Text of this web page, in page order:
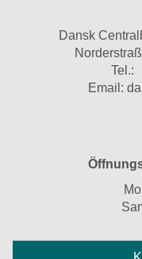
Dansk
Tel.:
Email: